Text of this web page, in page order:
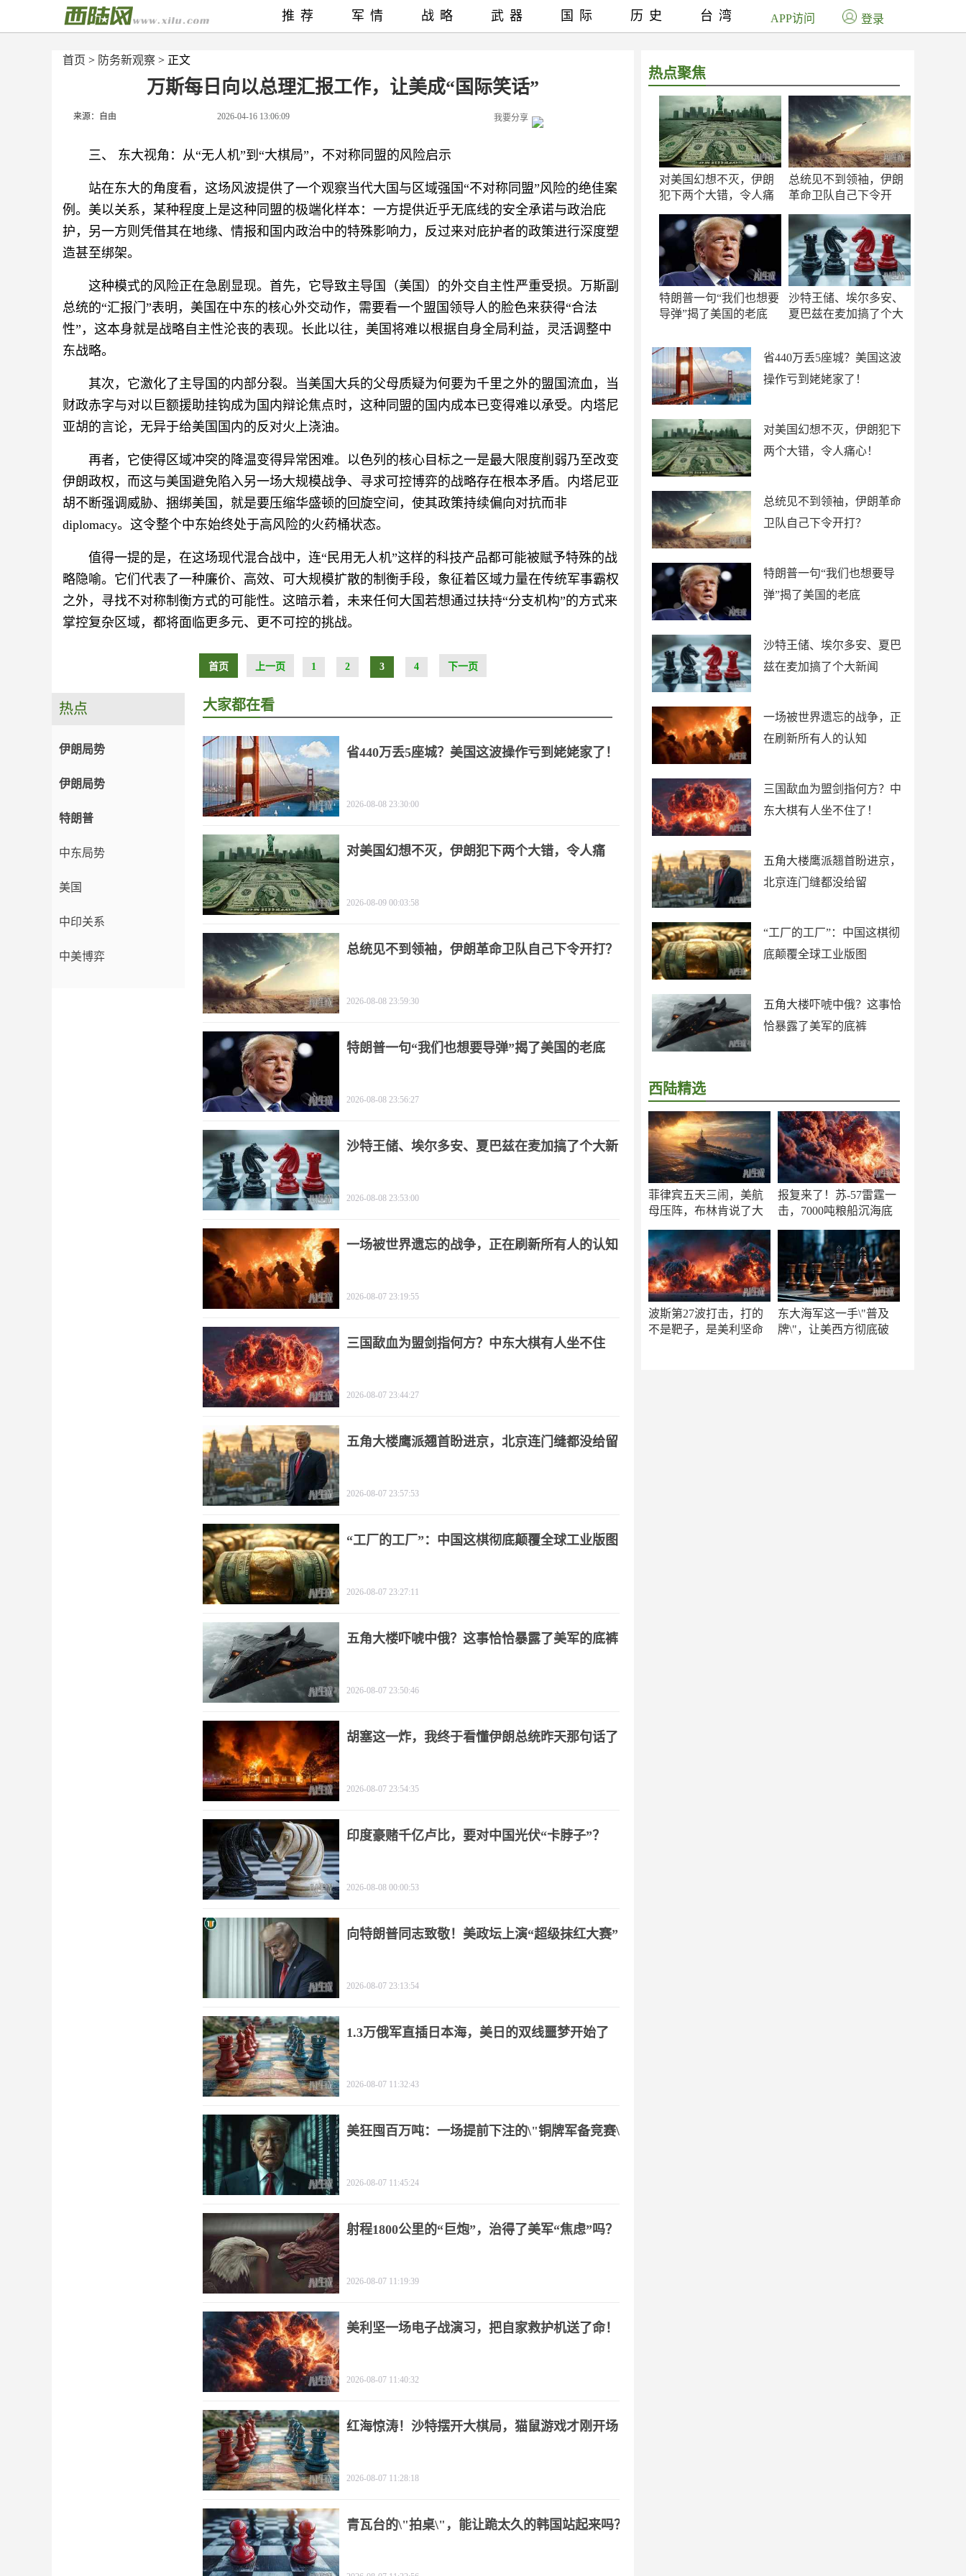
首页 > 防务新观察 > 正文
万斯每日向以总理汇报工作，让美成“国际笑话”
来源：自由 2026-04-16 13:06:09 我要分享
三、 东大视角：从“无人机”到“大棋局”，不对称同盟的风险启示
站在东大的角度看，这场风波提供了一个观察当代大国与区域强国“不对称同盟”风险的绝佳案
例。美以关系，某种程度上是这种同盟的极端化样本：一方提供近乎无底线的安全承诺与政治庇
护，另一方则凭借其在地缘、情报和国内政治中的特殊影响力，反过来对庇护者的政策进行深度塑
造甚至绑架。
这种模式的风险正在急剧显现。首先，它导致主导国（美国）的外交自主性严重受损。万斯副
总统的“汇报门”表明，美国在中东的核心外交动作，需要看一个盟国领导人的脸色来获得“合法
性”，这本身就是战略自主性沦丧的表现。长此以往，美国将难以根据自身全局利益，灵活调整中
东战略。
其次，它激化了主导国的内部分裂。当美国大兵的父母质疑为何要为千里之外的盟国流血，当
财政赤字与对以巨额援助挂钩成为国内辩论焦点时，这种同盟的国内成本已变得难以承受。内塔尼
亚胡的言论，无异于给美国国内的反对火上浇油。
再者，它使得区域冲突的降温变得异常困难。以色列的核心目标之一是最大限度削弱乃至改变
伊朗政权，而这与美国避免陷入另一场大规模战争、寻求可控博弈的战略存在根本矛盾。内塔尼亚
胡不断强调威胁、捆绑美国，就是要压缩华盛顿的回旋空间，使其政策持续偏向对抗而非
diplomacy。这令整个中东始终处于高风险的火药桶状态。
值得一提的是，在这场现代混合战中，连“民用无人机”这样的科技产品都可能被赋予特殊的战
略隐喻。它们代表了一种廉价、高效、可大规模扩散的制衡手段，象征着区域力量在传统军事霸权
之外，寻找不对称制衡方式的可能性。这暗示着，未来任何大国若想通过扶持“分支机构”的方式来
掌控复杂区域，都将面临更多元、更不可控的挑战。
首页 上一页 1 2 3 4 下一页
热点聚焦
对美国幻想不灭，伊朗
犯下两个大错，令人痛
总统见不到领袖，伊朗
革命卫队自己下令开
特朗普一句“我们也想要
导弹”揭了美国的老底
沙特王储、埃尔多安、
夏巴兹在麦加搞了个大
省440万丢5座城？美国这波
操作亏到姥姥家了！
对美国幻想不灭，伊朗犯下
两个大错，令人痛心！
总统见不到领袖，伊朗革命
卫队自己下令开打？
特朗普一句“我们也想要导
弹”揭了美国的老底
沙特王储、埃尔多安、夏巴
兹在麦加搞了个大新闻
一场被世界遗忘的战争，正
在刷新所有人的认知
三国歃血为盟剑指何方？中
东大棋有人坐不住了！
五角大楼鹰派翘首盼进京，
北京连门缝都没给留
“工厂的工厂”：中国这棋彻
底颠覆全球工业版图
五角大楼吓唬中俄？这事恰
恰暴露了美军的底裤
西陆精选
菲律宾五天三闹，美航
母压阵，布林肯说了大
报复来了！苏-57雷霆一
击，7000吨粮船沉海底
波斯第27波打击，打的
不是靶子，是美利坚命
东大海军这一手\"普及
牌\"，让美西方彻底破
推荐 军情 战略 武器 国际 历史 台湾 APP访问 登录
热点
伊朗局势
伊朗局势
特朗普
中东局势
美国
中印关系
中美博弈
大家都在看
省440万丢5座城？美国这波操作亏到姥姥家了！
2026-08-08 23:30:00
对美国幻想不灭，伊朗犯下两个大错，令人痛
2026-08-09 00:03:58
总统见不到领袖，伊朗革命卫队自己下令开打？
2026-08-08 23:59:30
特朗普一句“我们也想要导弹”揭了美国的老底
2026-08-08 23:56:27
沙特王储、埃尔多安、夏巴兹在麦加搞了个大新
2026-08-08 23:53:00
一场被世界遗忘的战争，正在刷新所有人的认知
2026-08-07 23:19:55
三国歃血为盟剑指何方？中东大棋有人坐不住
2026-08-07 23:44:27
五角大楼鹰派翘首盼进京，北京连门缝都没给留
2026-08-07 23:57:53
“工厂的工厂”：中国这棋彻底颠覆全球工业版图
2026-08-07 23:27:11
五角大楼吓唬中俄？这事恰恰暴露了美军的底裤
2026-08-07 23:50:46
胡塞这一炸，我终于看懂伊朗总统昨天那句话了
2026-08-07 23:54:35
印度豪赌千亿卢比，要对中国光伏“卡脖子”？
2026-08-08 00:00:53
向特朗普同志致敬！美政坛上演“超级抹红大赛”
2026-08-07 23:13:54
1.3万俄军直插日本海，美日的双线噩梦开始了
2026-08-07 11:32:43
美狂囤百万吨：一场提前下注的\"铜牌军备竞赛\"
2026-08-07 11:45:24
射程1800公里的“巨炮”，治得了美军“焦虑”吗？
2026-08-07 11:19:39
美利坚一场电子战演习，把自家救护机送了命！
2026-08-07 11:40:32
红海惊涛！沙特摆开大棋局，猫鼠游戏才刚开场
2026-08-07 11:28:18
青瓦台的\"拍桌\"，能让跪太久的韩国站起来吗？